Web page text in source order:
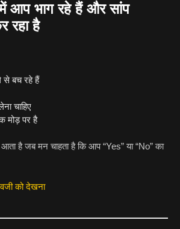
आप भाग रहे हैं और सांप
रहा है
बच रहे हैं
चाहिए
मोड़ पर है
आता है जब मन चाहता है कि आप “Yes” या “No” का
को देखना